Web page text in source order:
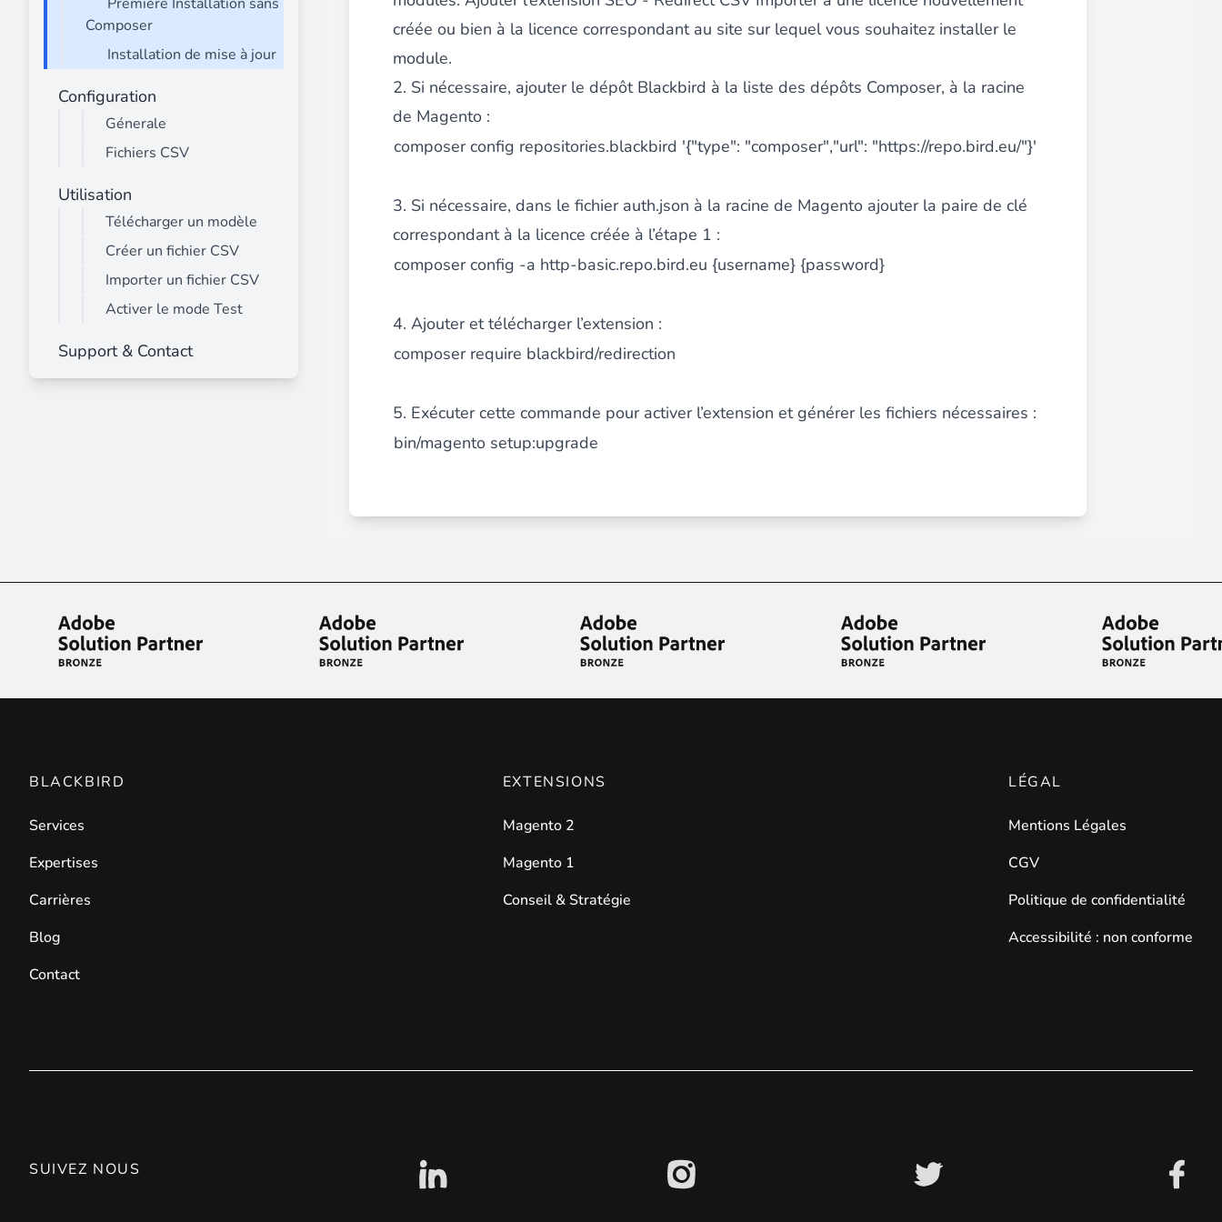
Advanced Mega Menu Manager
________
Construisez et améliorez vos
menus avec du contenu riche
pour un menu qui convertit et une expérience client optimisée.
⟶ découvrir l'extension
La meilleure solution pour l'intégration des paiements via le groupe Crédit Mutuel.
3D secure
⟶ découvrir l'extension
________
Améliorez les performances de votre boutique en générant des
Organisez facilement vos produits dans les catégories par simple effet dedrag and drop. Une solution intuitive pour un gain de temps considérable !
________
Saisissez toutes les opportunités de conversion en permettant à vos clients et à vos visiteurs d'être
alertés du retour en stock
de leurs produits préférés.
⟶ découvrir l'extension
créée ou bien à la licence correspondant au site sur lequel vous souhaitez installer le
module.
2. Si nécessaire, ajouter le dépôt Blackbird à la liste des dépôts Composer, à la racine
de Magento :
composer config repositories.blackbird '{"type": "composer","url": "https://repo.bird.eu/"}'
3. Si nécessaire, dans le fichier auth.json à la racine de Magento ajouter la paire de clé
correspondant à la licence créée à l’étape 1 :
composer config -a http-basic.repo.bird.eu {username} {password}
4. Ajouter et télécharger l’extension :
composer require blackbird/redirection
5. Exécuter cette commande pour activer l’extension et générer les fichiers nécessaires :
bin/magento setup:upgrade
Composer
Installation de mise à jour
Configuration
Génerale
Fichiers CSV
Utilisation
Télécharger un modèle
Créer un fichier CSV
Importer un fichier CSV
Activer le mode Test
Support & Contact
BLACKBIRD
Services
Expertises
Carrières
Blog
Contact
EXTENSIONS
Magento 2
Magento 1
Conseil & Stratégie
LÉGAL
Mentions Légales
CGV
Politique de confidentialité
Accessibilité : non conforme
SUIVEZ NOUS